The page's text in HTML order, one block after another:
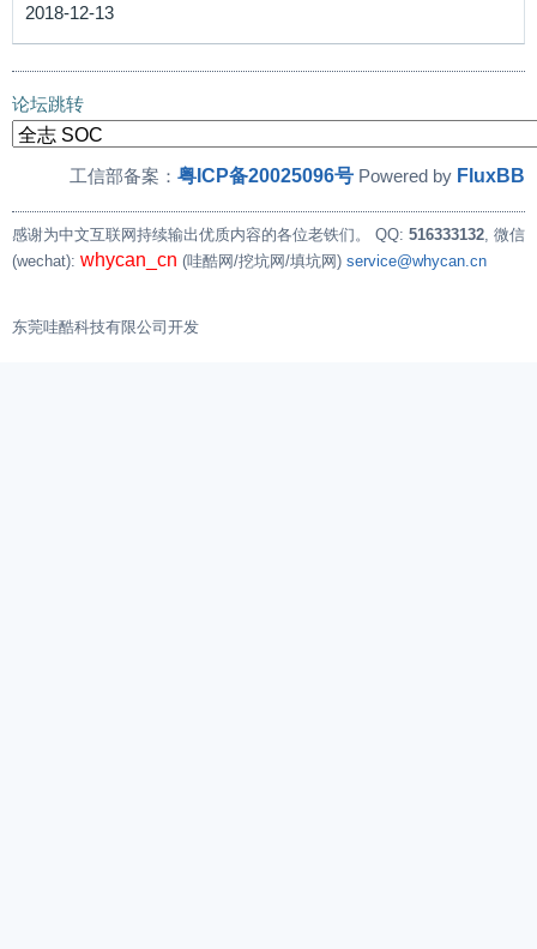
2018-12-13
论坛跳转
工信部备案： 粤ICP备20025096号 Powered by FluxBB
感谢为中文互联网持续输出优质内容的各位老铁们。 QQ: 516333132, 微信
(wechat): whycan_cn (哇酷网/挖坑网/填坑网) service@whycan.cn
东莞哇酷科技有限公司开发